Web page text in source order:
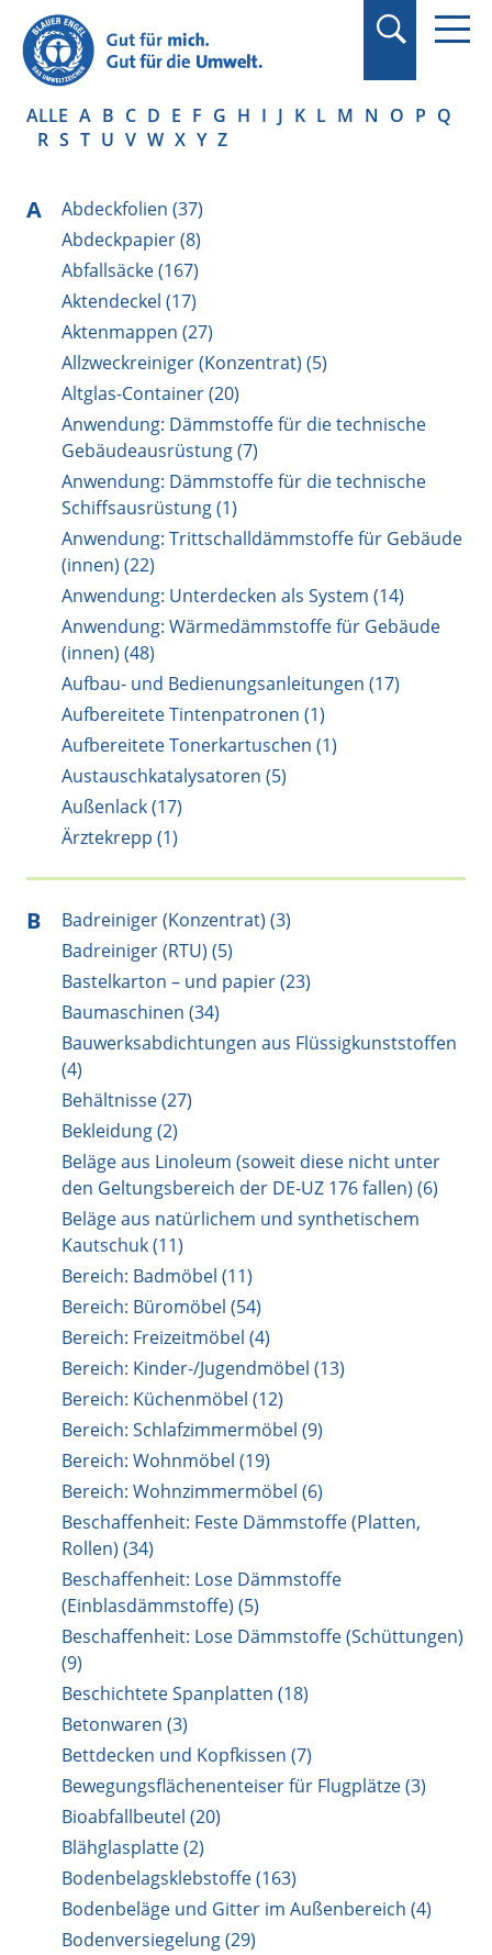
Suchbegriff in
Anführungszeichen
setzen.
ALLE A B C D E F G H I J K L M N O P Q
R S T U V W X Y Z
A
Abdeckfolien (37)
Abdeckpapier (8)
Abfallsäcke (167)
Aktendeckel (17)
Aktenmappen (27)
Allzweckreiniger (Konzentrat) (5)
Altglas-Container (20)
Anwendung: Dämmstoffe für die technische
Gebäudeausrüstung (7)
Anwendung: Dämmstoffe für die technische
Schiffsausrüstung (1)
Anwendung: Trittschalldämmstoffe für Gebäude
(innen) (22)
Anwendung: Unterdecken als System (14)
Anwendung: Wärmedämmstoffe für Gebäude
(innen) (48)
Aufbau- und Bedienungsanleitungen (17)
Aufbereitete Tintenpatronen (1)
Aufbereitete Tonerkartuschen (1)
Austauschkatalysatoren (5)
Außenlack (17)
Ärztekrepp (1)
B
Badreiniger (Konzentrat) (3)
Badreiniger (RTU) (5)
Bastelkarton – und papier (23)
Baumaschinen (34)
Bauwerksabdichtungen aus Flüssigkunststoffen
(4)
Behältnisse (27)
Bekleidung (2)
Beläge aus Linoleum (soweit diese nicht unter
den Geltungsbereich der DE-UZ 176 fallen) (6)
Beläge aus natürlichem und synthetischem
Kautschuk (11)
Bereich: Badmöbel (11)
Bereich: Büromöbel (54)
Bereich: Freizeitmöbel (4)
Bereich: Kinder-/Jugendmöbel (13)
Bereich: Küchenmöbel (12)
Bereich: Schlafzimmermöbel (9)
Bereich: Wohnmöbel (19)
Bereich: Wohnzimmermöbel (6)
Beschaffenheit: Feste Dämmstoffe (Platten,
Rollen) (34)
Beschaffenheit: Lose Dämmstoffe
(Einblasdämmstoffe) (5)
Beschaffenheit: Lose Dämmstoffe (Schüttungen)
(9)
Beschichtete Spanplatten (18)
Betonwaren (3)
Bettdecken und Kopfkissen (7)
Bewegungsflächenenteiser für Flugplätze (3)
Bioabfallbeutel (20)
Blähglasplatte (2)
Bodenbelagsklebstoffe (163)
Bodenbeläge und Gitter im Außenbereich (4)
Bodenversiegelung (29)